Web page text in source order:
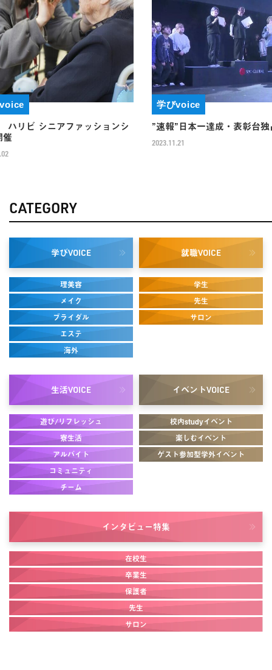
ニアファッションシ
学びvoice
”速報”日本一達成・表彰台独占
2023.11.21
CATEGORY
学びVOICE
理美容
メイク
ブライダル
エステ
海外
就職VOICE
学生
先生
サロン
生活VOICE
遊び/リフレッシュ
寮生活
アルバイト
コミュニティ
チーム
イベントVOICE
校内studyイベント
楽しむイベント
ゲスト参加型学外イベント
インタビュー特集
在校生
卒業生
保護者
先生
サロン